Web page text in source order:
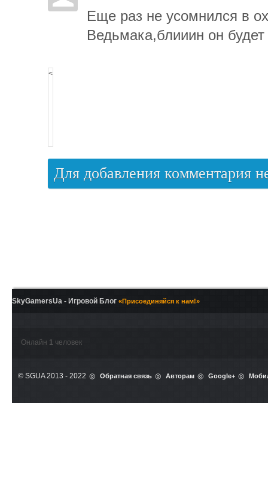
Еще раз не усомнился в
Ведьмака,блииин он
<
Для добавления комментария
SkyGamersUa - Игровой Блог «Присоединяйся к нам!»
Онлайн 1 человек
© SGUA 2013 - 2022 Обратная связь Авторам Google+